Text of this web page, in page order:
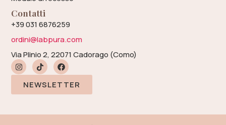
Contatti
+39 031 6876259
ordini@labpura.com
Via Plinio 2, 22071 Cadorago (Como)
NEWSLETTER